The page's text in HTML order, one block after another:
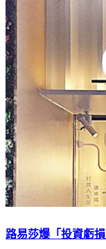
路易莎爆「投資虧